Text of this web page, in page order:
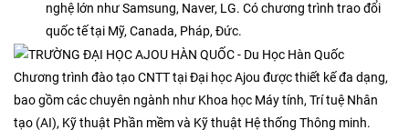
nghệ lớn như Samsung, Naver, LG. Có chương trình trao đổi
quốc tế tại Mỹ, Canada, Pháp, Đức.
Chương trình đào tạo CNTT tại Đại học Ajou được thiết kế đa dạng,
bao gồm các chuyên ngành như Khoa học Máy tính, Trí tuệ Nhân
tạo (AI), Kỹ thuật Phần mềm và Kỹ thuật Hệ thống Thông minh.